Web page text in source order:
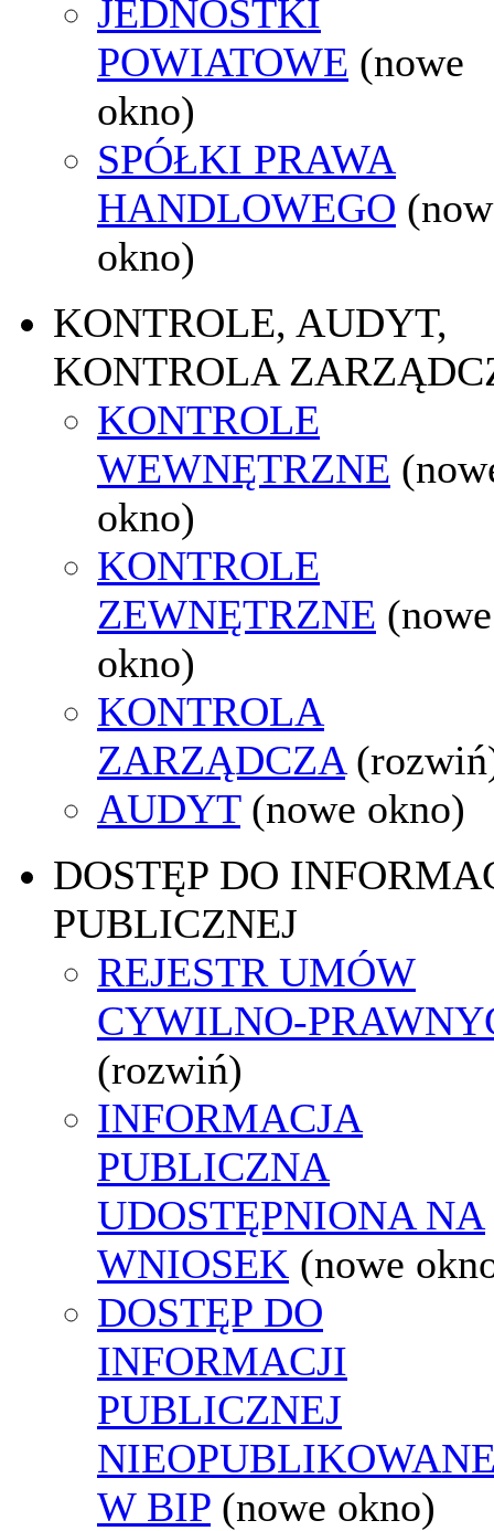
JEDNOSTKI
POWIATOWE (nowe
okno)
SPÓŁKI PRAWA
HANDLOWEGO
okno)
KONTROLE, AUDYT,
KONTROLA
KONTROLE
WEWNĘTRZNE
okno)
KONTROLE
ZEWNĘTRZNE (nowe
okno)
KONTROLA
ZARZĄDCZA
AUDYT (nowe okno)
DOSTĘP DO
PUBLICZNEJ
REJESTR UMÓW
CYWILNO-
(rozwiń)
INFORMACJA
PUBLICZNA
UDOSTĘPNIONA NA
WNIOSEK (nowe
DOSTĘP DO
INFORMACJI
PUBLICZNEJ
W BIP (nowe okno)